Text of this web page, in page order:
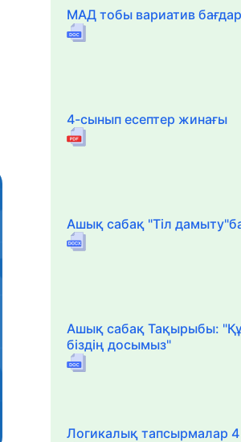
МАД тобы вариатив
4-сынып есептер жинағы
Ашық сабақ "Тіл
Ашық сабақ Тақырыбы:
біздің досымыз"
Логикалық тапсырмалар